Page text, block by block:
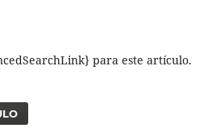
para este artículo.